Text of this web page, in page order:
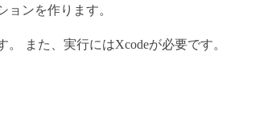
ンを作ります。
また、実行にはXcodeが必要です。